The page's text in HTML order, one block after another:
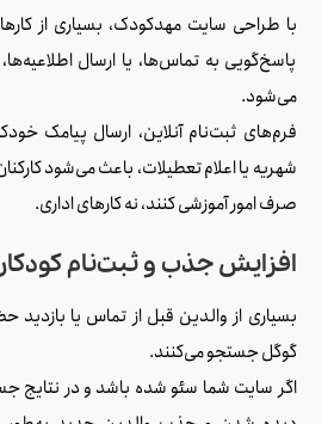
با طراحی سایت مهدکودک، بسیاری از
پاسخ‌گویی به تماس‌ها، یا ارسال
می‌شود.
فرم‌های ثبت‌نام آنلاین، ارسال پیامک
شهریه یا اعلام تعطیلات، باعث می‌شود
صرف امور آموزشی کنند، نه کارهای اداری.
افزایش جذب و ثبت‌نام
بسیاری از والدین قبل از تماس یا بازدید
گوگل جستجو می‌کنند.
اگر سایت شما سئو شده باشد و در نتایج